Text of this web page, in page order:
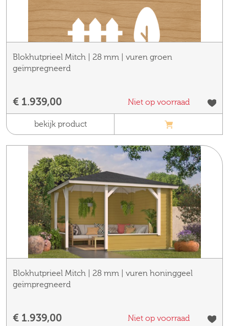
Blokhutprieel Mitch | 28 mm | vuren groen
geïmpregneerd
€ 1.939,00 Niet op voorraad
bekijk product
Blokhutprieel Mitch | 28 mm | vuren honinggeel
geïmpregneerd
€ 1.939,00 Niet op voorraad